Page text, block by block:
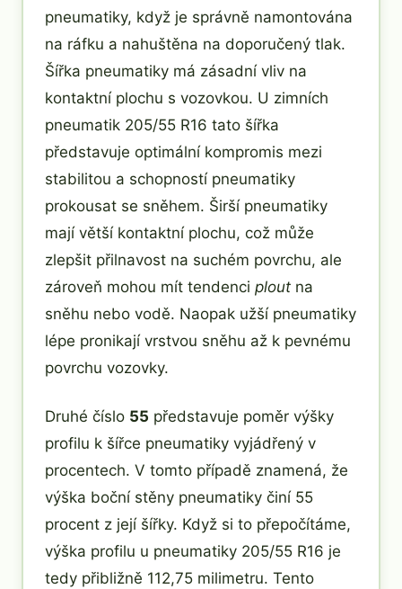
pneumatiky, když je správně namontována
na ráfku a nahuštěna na doporučený tlak.
Šířka pneumatiky má zásadní vliv na
kontaktní plochu s vozovkou. U zimních
pneumatik 205/55 R16 tato šířka
představuje optimální kompromis mezi
stabilitou a schopností pneumatiky
prokousat se sněhem. Širší pneumatiky
mají větší kontaktní plochu, což může
zlepšit přilnavost na suchém povrchu, ale
zároveň mohou mít tendenci plout na
sněhu nebo vodě. Naopak užší pneumatiky
lépe pronikají vrstvou sněhu až k pevnému
povrchu vozovky.
Druhé číslo 55 představuje poměr výšky
profilu k šířce pneumatiky vyjádřený v
procentech. V tomto případě znamená, že
výška boční stěny pneumatiky činí 55
procent z její šířky. Když si to přepočítáme,
výška profilu u pneumatiky 205/55 R16 je
tedy přibližně 112,75 milimetru. Tento